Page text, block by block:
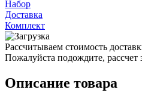
Набор
Доставка
Комплект
Рассчитываем стоимость
Пожалуйста подождите, рассчет
Описание товара